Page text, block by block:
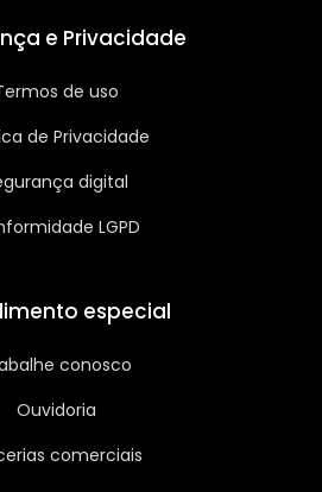
e Privacidade
de uso
de Privacidade
digital
LGPD
especial
conosco
Ouvidoria
comerciais